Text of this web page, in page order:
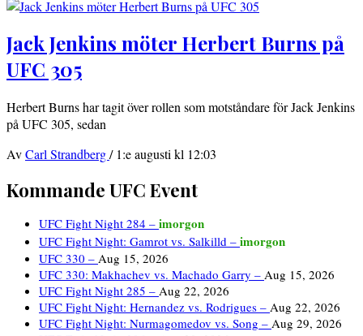
Jack Jenkins möter Herbert Burns på
UFC 305
Herbert Burns har tagit över rollen som motståndare för Jack Jenkins
på UFC 305, sedan
AvCarl Strandberg/ 1:e augusti kl 12:03
Kommande UFC Event
UFC Fight Night 284 – imorgon
UFC Fight Night: Gamrot vs. Salkilld – imorgon
UFC 330 – Aug 15, 2026
UFC 330: Makhachev vs. Machado Garry – Aug 15, 2026
UFC Fight Night 285 – Aug 22, 2026
UFC Fight Night: Hernandez vs. Rodrigues – Aug 22, 2026
UFC Fight Night: Nurmagomedov vs. Song – Aug 29, 2026